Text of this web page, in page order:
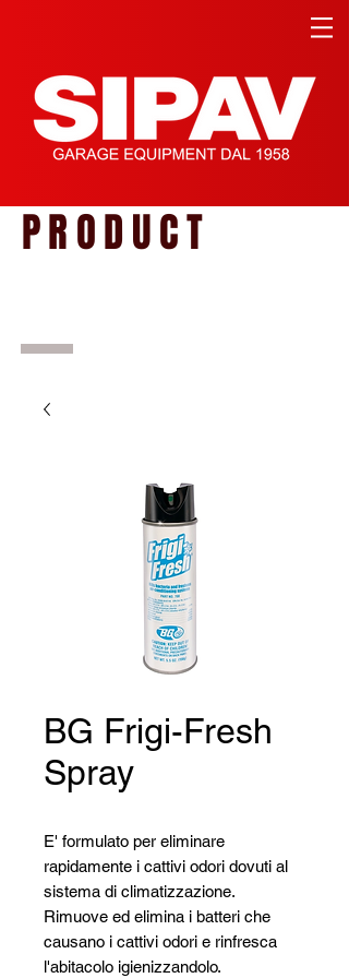
PRODUCT
BG Frigi-Fresh
Spray
E' formulato per eliminare
rapidamente i cattivi odori dovuti al
sistema di climatizzazione.
Rimuove ed elimina i batteri che
causano i cattivi odori e rinfresca
l'abitacolo igienizzandolo.